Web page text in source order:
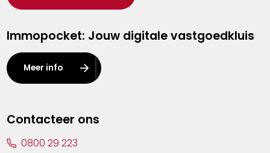
Herentals
Kalmthout
Leuven
Lier
Immopocket: Jouw digitale vastgoedkluis
Meer info
Contacteer ons
0800 29 223